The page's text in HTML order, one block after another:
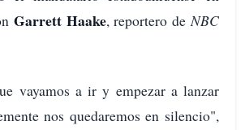
Garrett Haake, reportero deNBC
vayamos a ir y empezar a lanzar
nos quedaremos en silencio",